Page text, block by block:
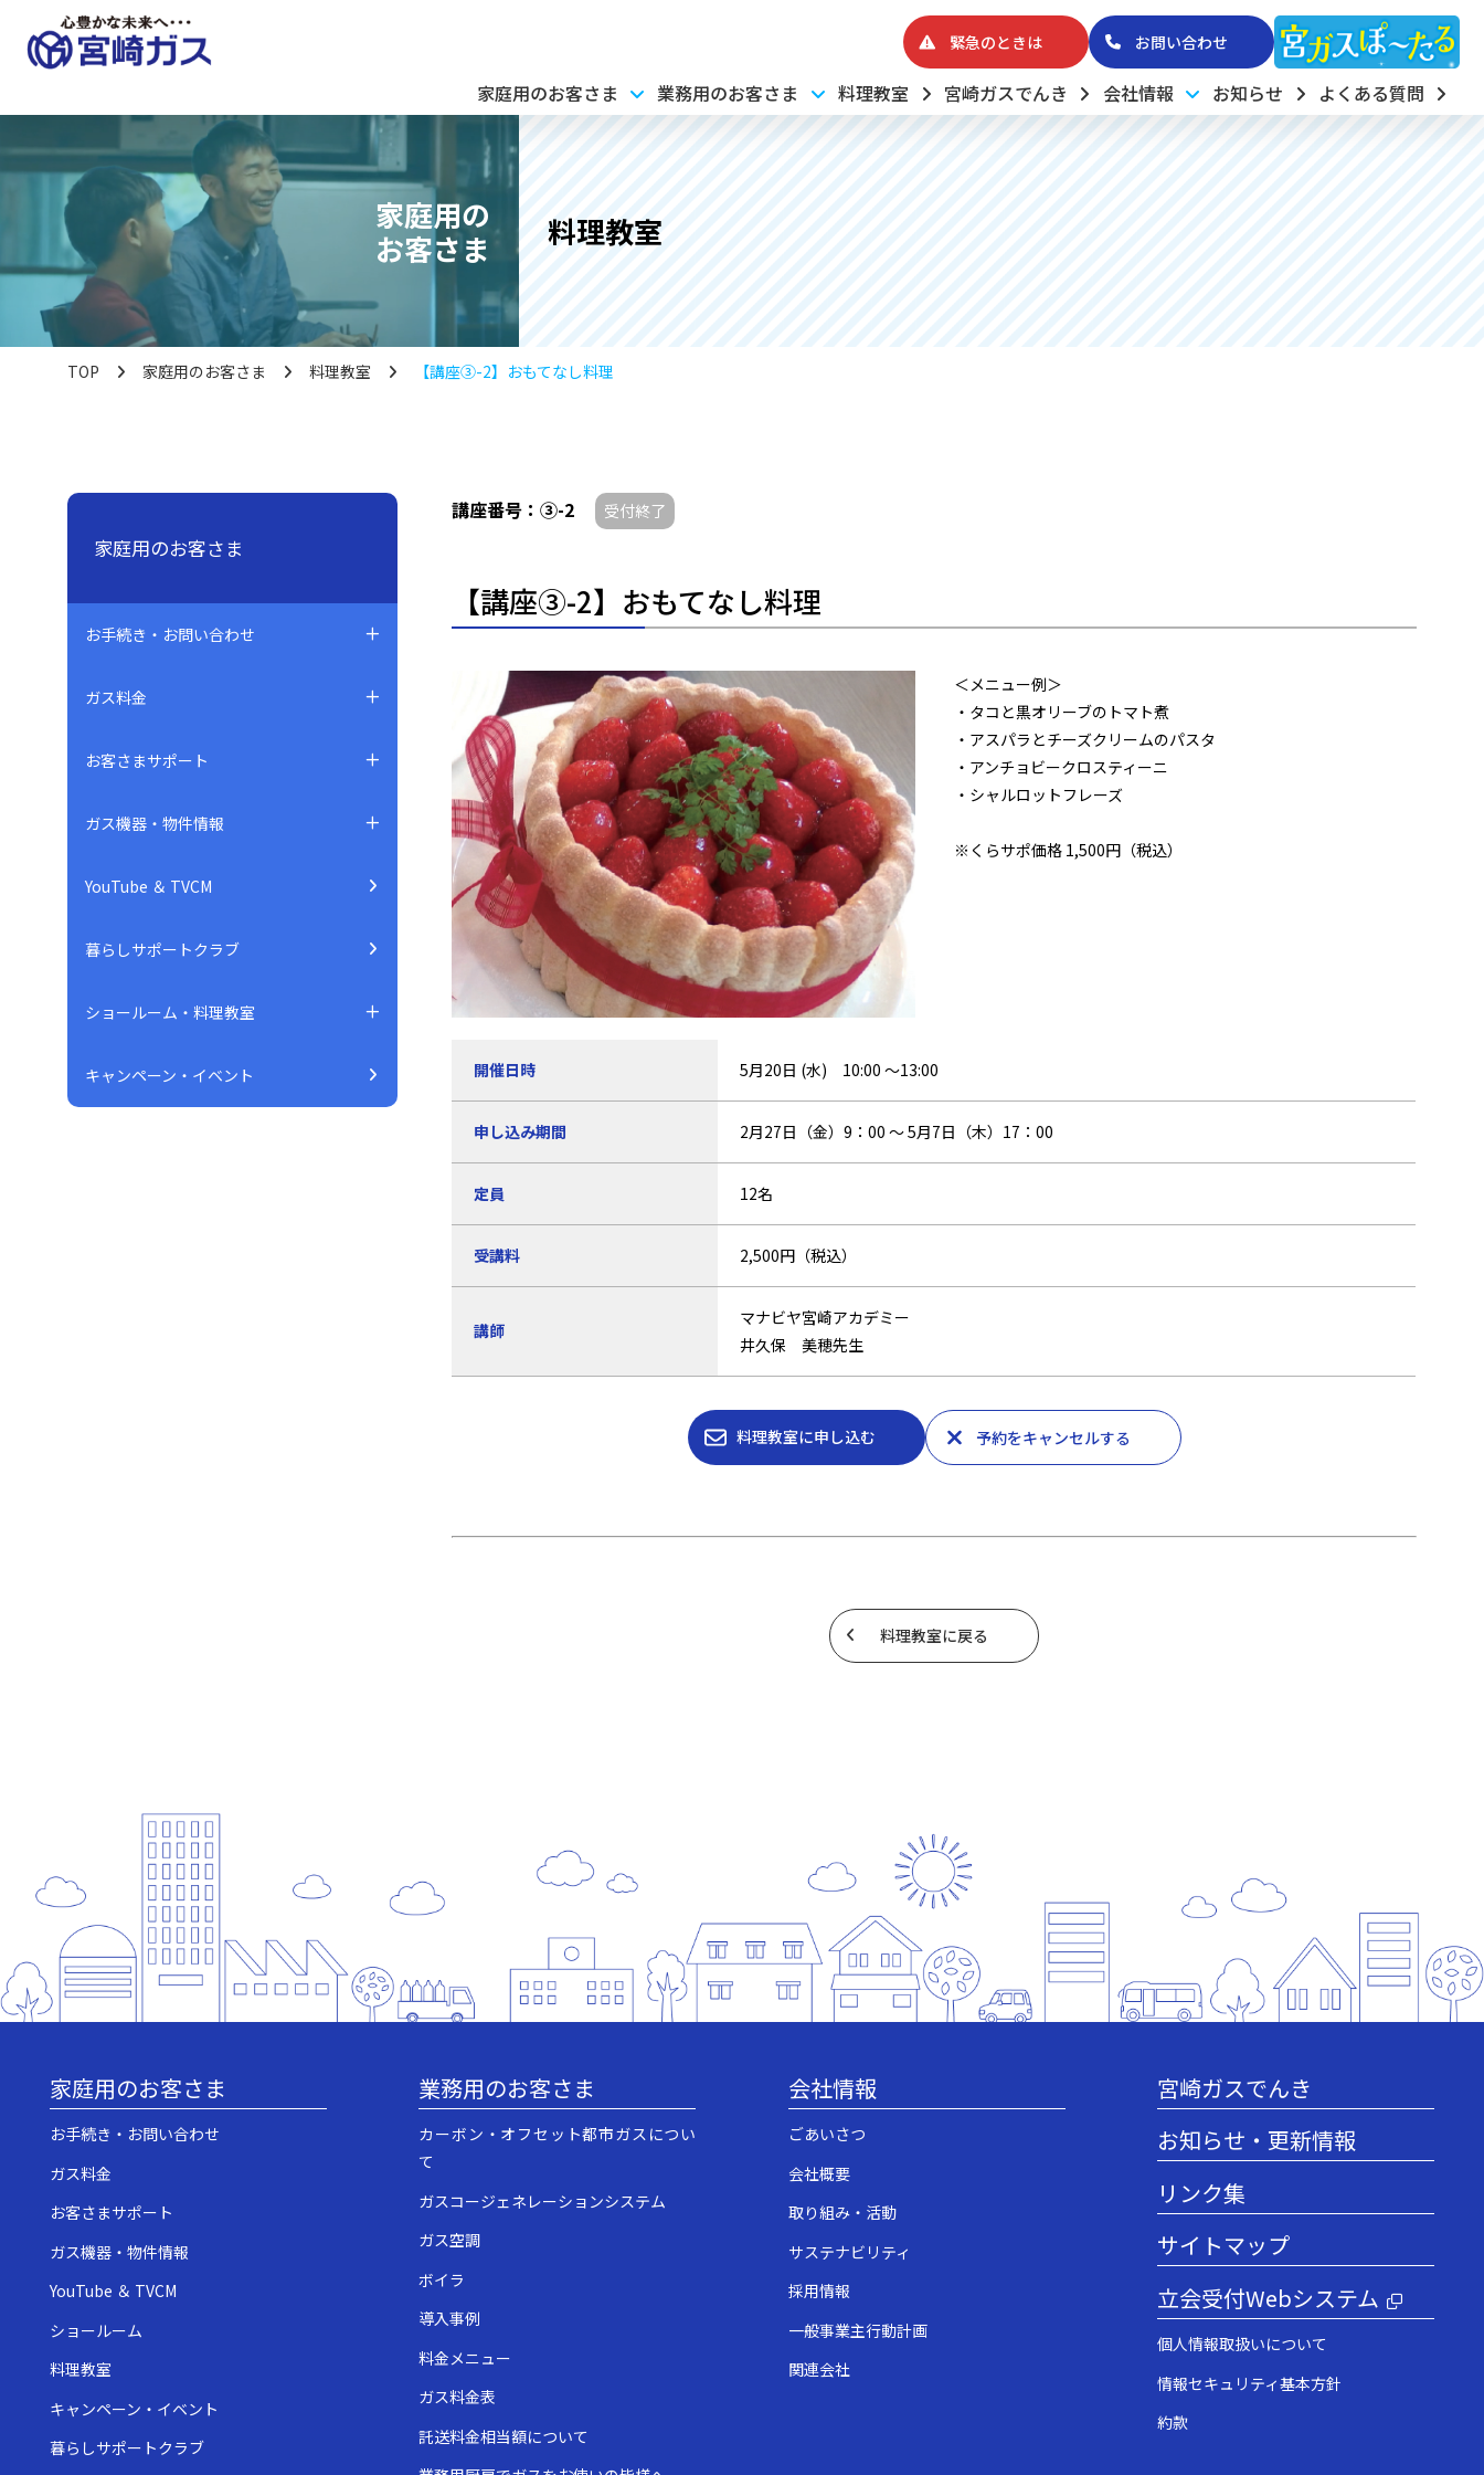
緊急のときは お問い合わせ
家庭用のお客さま 業務用のお客さま 料理教室 宮崎ガスでんき 会社情報 お知らせ よくある質問
家庭用の
お客さま
料理教室
TOP 家庭用のお客さま 料理教室 【講座③-2】おもてなし料理
家庭用のお客さま
お手続き・お問い合わせ
ガス料金
お客さまサポート
ガス機器・物件情報
YouTube ＆ TVCM
暮らしサポートクラブ
ショールーム・料理教室
キャンペーン・イベント
講座番号：③-2 受付終了
【講座③-2】おもてなし料理
＜メニュー例＞
・タコと黒オリーブのトマト煮
・アスパラとチーズクリームのパスタ
・アンチョビークロスティーニ
・シャルロットフレーズ
※くらサポ価格 1,500円（税込）
開催日時 5月20日 (水) 10:00 ～13:00
申し込み期間 2月27日（金）9：00 ～ 5月7日（木）17：00
定員 12名
受講料 2,500円（税込）
講師
マナビヤ宮崎アカデミー
井久保 美穂先生
料理教室に申し込む 予約をキャンセルする
料理教室に戻る
家庭用のお客さま
お手続き・お問い合わせ
ガス料金
お客さまサポート
ガス機器・物件情報
YouTube ＆ TVCM
ショールーム
料理教室
キャンペーン・イベント
暮らしサポートクラブ
業務用のお客さま
カーボン・オフセット都市ガスについ
て
ガスコージェネレーションシステム
ガス空調
ボイラ
導入事例
料金メニュー
ガス料金表
託送料金相当額について
会社情報
ごあいさつ
会社概要
取り組み・活動
サステナビリティ
採用情報
一般事業主行動計画
関連会社
宮崎ガスでんき
お知らせ・更新情報
リンク集
サイトマップ
立会受付Webシステム
個人情報取扱いについて
情報セキュリティ基本方針
約款